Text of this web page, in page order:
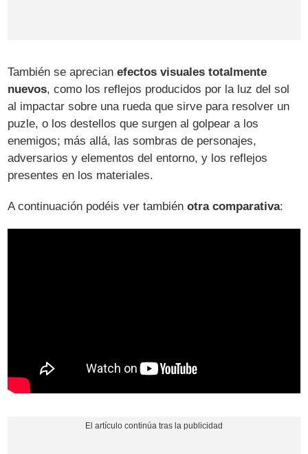
También se aprecianefectos visuales totalmente
nuevos, como los reflejos producidos por la luz del sol
al impactar sobre una rueda que sirve para resolver un
puzle, o los destellos que surgen al golpear a los
enemigos; más allá, las sombras de personajes,
adversarios y elementos del entorno, y los reflejos
presentes en los materiales.
A continuación podéis ver tambiénotra comparativa: